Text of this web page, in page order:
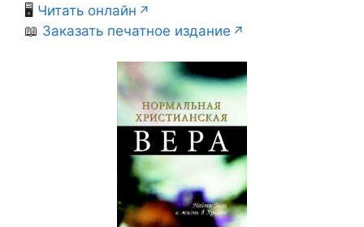
🖥️ Читать онлайн
📖 Заказать печатное издание